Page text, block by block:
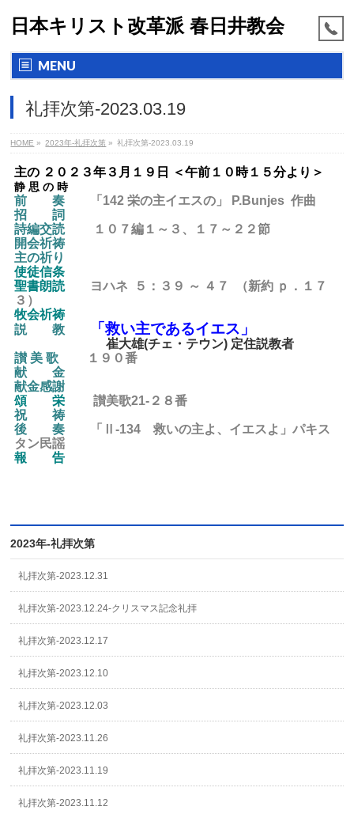
日本キリスト改革派 春日井教会
MENU
礼拝次第-2023.03.19
HOME » 2023年-礼拝次第 » 礼拝次第-2023.03.19
主の ２０２３年３月１９日 ＜午前１０時１５分より＞
静 思 の 時
前 奏
「142 栄の主イエスの」 P.Bunjes 作曲
招 詞
詩編交読
１０７編１～３、１７～２２節
開会祈祷
主の祈り
使徒信条
聖書朗読
ヨハネ ５：３９ ～ ４７ （新約 ｐ．１７
３）
牧会祈祷
説 教
「救い主であるイエス」
崔大雄(チェ・テウン) 定住説教者
讃 美 歌
１９０番
献 金
献金感謝
頌 栄讃美歌21-２８番
祝 祷
後
奏 「Ⅱ-134 救いの主よ、イエスよ」パキス
タン民謡
報 告
2023年-礼拝次第
礼拝次第-2023.12.31
礼拝次第-2023.12.24-クリスマス記念礼拝
礼拝次第-2023.12.17
礼拝次第-2023.12.10
礼拝次第-2023.12.03
礼拝次第-2023.11.26
礼拝次第-2023.11.19
礼拝次第-2023.11.12